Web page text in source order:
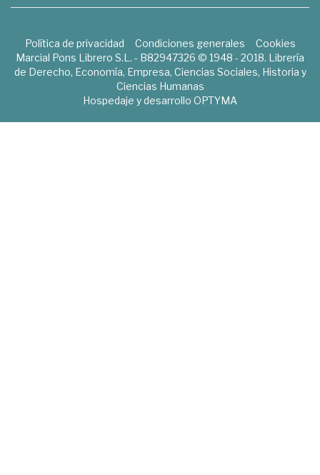
Política de privacidad Condiciones generales
Cookies
Marcial Pons Librero S.L. - B82947326 © 1948 - 2018. Librería
de Derecho, Economía, Empresa, Ciencias Sociales, Historia y
Ciencias Humanas
Hospedaje y desarrollo OPTYMA